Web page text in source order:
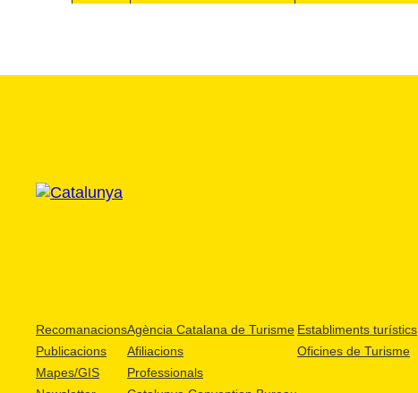
Recomanacions
Publicacions
Mapes/GIS
Agència Catalana de Turisme
Afiliacions
Professionals
Establiments turístics
Oficines de Turisme